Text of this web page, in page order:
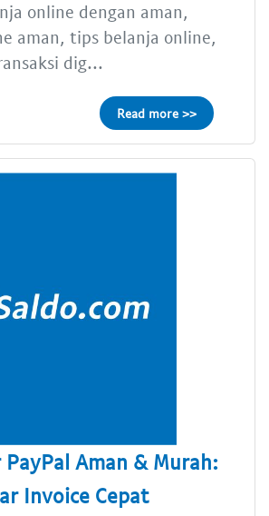
online dengan aman,
aman, tips belanja online,
dig...
Read more >>
PayPal Aman & Murah:
Invoice Cepat